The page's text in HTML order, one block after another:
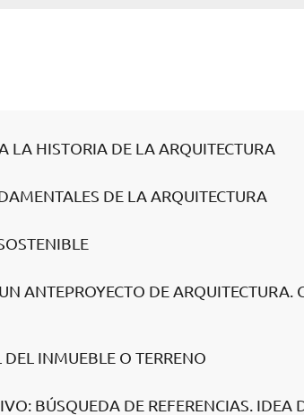
LA HISTORIA DE LA ARQUITECTURA
DE LA ARQUITECTURA
ANTEPROYECTO DE ARQUITECTURA.
INMUEBLE O TERRENO
BÚSQUEDA DE REFERENCIAS. IDEA